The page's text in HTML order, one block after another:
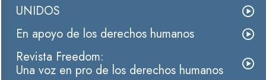
UNIDOS
En apoyo de los derechos humanos
Revista Freedom:
Una voz en pro de los derechos humanos